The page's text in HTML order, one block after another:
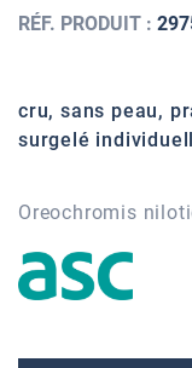
RÉF. PRODUIT :
cru, sans peau,
surgelé
Oreochromis